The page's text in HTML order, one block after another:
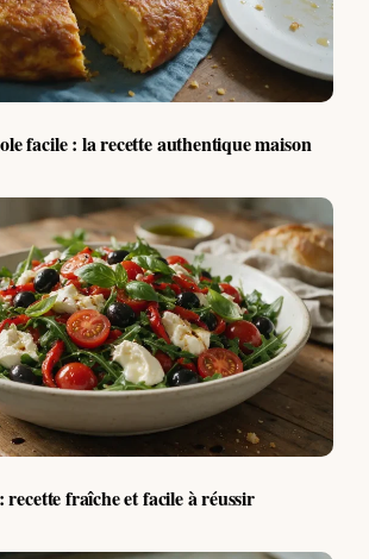
facile : la recette authentique maison
recette fraîche et facile à réussir